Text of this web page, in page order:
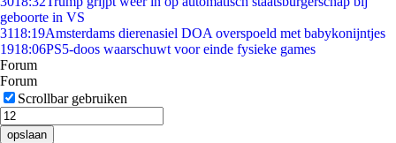
geboorte in VS
3118:19Amsterdams dierenasiel DOA overspoeld met babykonijntjes
1918:06PS5-doos waarschuwt voor einde fysieke games
Forum
Forum
Scrollbar gebruiken
opslaan